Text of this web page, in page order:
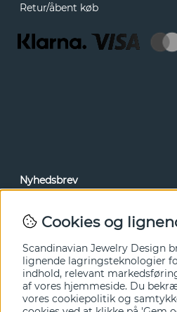
Retur/åbent køb
Nyhedsbrev
tilbud før alle andre. Tilmeld dig
Cookies og
Scandinavian Jewelry Design
lignende lagringsteknologier
indhold, relevant
af vores hjemmeside. Du
vores cookiepolitik og